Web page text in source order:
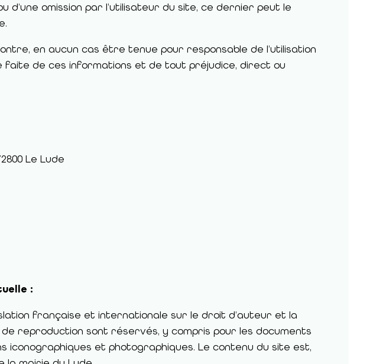
d’une omission par l’utilisateur du site, ce dernier peut le
en aucun cas être tenue pour responsable de l’utilisation
de ces informations et de tout préjudice, direct ou
Le Lude
:
française et internationale sur le droit d’auteur et la
reproduction sont réservés, y compris pour les documents
et photographiques. Le contenu du site est,